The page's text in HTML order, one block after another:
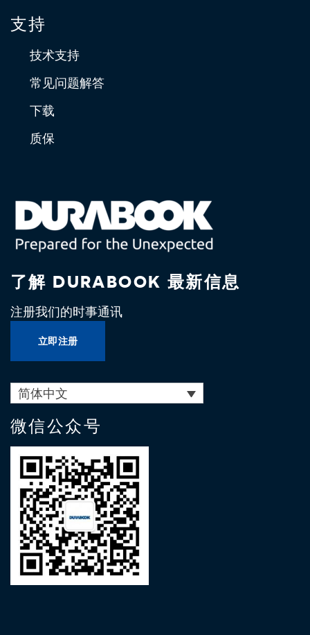
支持
技术支持
常见问题解答
下载
质保
了解 DURABOOK 最新信息
注册我们的时事通讯
立即注册
简体中文
微信公众号